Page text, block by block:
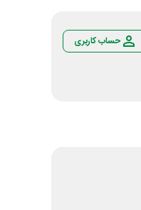
حساب کاربری